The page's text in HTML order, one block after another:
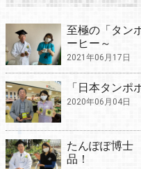
至極の「タン
ーヒー～
2021年06月17日
「日本タンポ
2020年06月04日
たんぽぽ博士
品！